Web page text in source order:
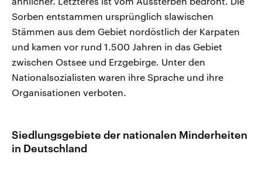
Sorben entstammen ursprünglich slawischen
Stämmen aus dem Gebiet nordöstlich der Karpaten
und kamen vor rund 1.500 Jahren in das Gebiet
zwischen Ostsee und Erzgebirge. Unter den
Nationalsozialisten waren ihre Sprache und ihre
Organisationen verboten.
Siedlungsgebiete der nationalen Minderheiten
in Deutschland